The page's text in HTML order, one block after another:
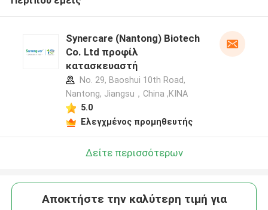
Synercare (Nantong) Biotech
Co. Ltd προφίλ
κατασκευαστή
No. 29, Baoshui 10th Road,
Nantong, Jiangsu，China ,ΚΙΝΑ
5.0
Ελεγχμένος προμηθευτής
Δείτε περισσότερων
Αποκτήστε την καλύτερη τιμή για